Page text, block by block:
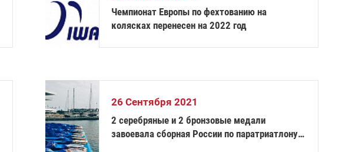
Чемпионат Европы по фехтованию на
колясках перенесен на 2022 год
26 Сентября 2021
2 серебряные и 2 бронзовые медали
завоевала сборная России по паратриатлону